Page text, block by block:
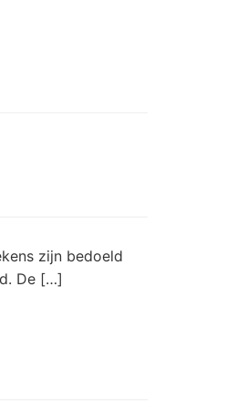
zijn bedoeld
De […]